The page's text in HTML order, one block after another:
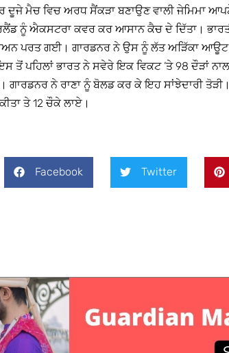
ਦੂਜੇ ਮੈਚ ਵਿਚ ਅਰਧ ਸੈਂਕੜਾ ਬਣਾਉਣ ਵਾਲੀ ਜੇਮਿਮਾ
ਨੂੰ ਐਕਸਟਰਾ ਕਵਰ ਕਰ ਆਸਾਨ ਕੈਚ ਦੇ ਦਿੱਤਾ।
ਪਰਤ ਗਈ। ਗਾਰਡਨਰ ਨੇ ਉਸ ਨੂੰ ਲੱਤ ਅੜਿੱਕਾ
ਤੋਂ ਪਹਿਲਾਂ ਭਾਰਤ ਨੇ ਸਵੇਰੇ ਇਕ ਵਿਕਟ ’ਤੇ 98 ਦੌੜਾਂ
ਗਾਰਡਨਰ ਨੇ ਰਾਣਾ ਨੂੰ ਬੋਲਡ ਕਰ ਕੇ ਇਹ ਸਾਂਝੇਦਾਰੀ
ਤੇ 12 ਚੌਕੇ ਲਾਏ।
Facebook Twitter